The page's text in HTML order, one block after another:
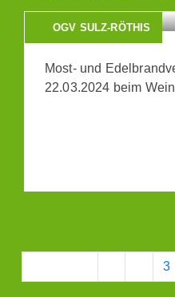
OGV SULZ-RÖTHIS
Most- und
22.03.2024 beim
3